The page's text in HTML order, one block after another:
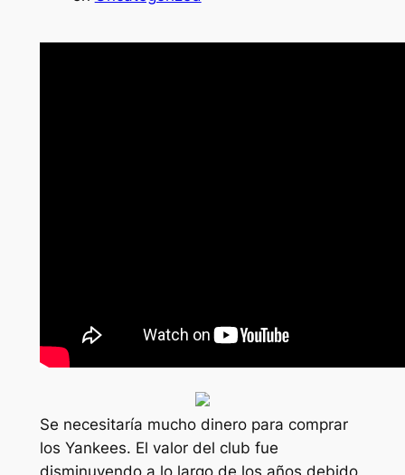
Se necesitaría mucho dinero para comprar
los Yankees. El valor del club fue
disminuyendo a lo largo de los años debido